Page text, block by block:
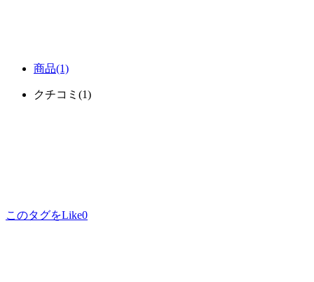
商品(1)
クチコミ (1)
このタグをLike0